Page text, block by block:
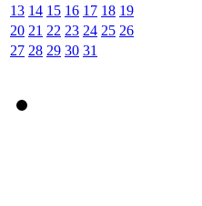
13 14 15 16 17 18 19
20 21 22 23 24 25 26
27 28 29 30 31